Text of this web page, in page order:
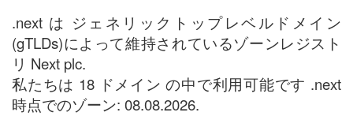
.next は ジェネリックトップレベルドメイン
(gTLDs)によって維持されているゾーンレジスト
リ Next plc.
私たちは 18 ドメイン の中で利用可能です .next
時点でのゾーン: 08.08.2026.